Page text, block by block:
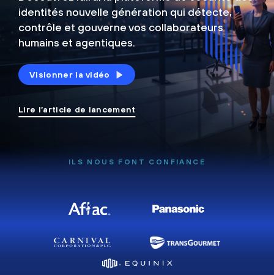
identités nouvelle génération qui détecte,
contrôle et gouverne vos collaborateurs
humains et agentiques.
Visionner la vidéo
Lire l’article de lancement
ILS NOUS FONT CONFIANCE